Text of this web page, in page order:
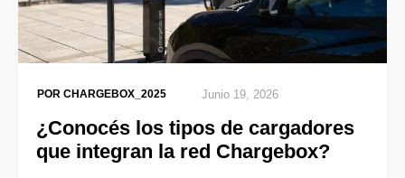
POR CHARGEBOX_2025 Junio 19, 2026
¿Conocés los tipos de cargadores
que integran la red Chargebox?